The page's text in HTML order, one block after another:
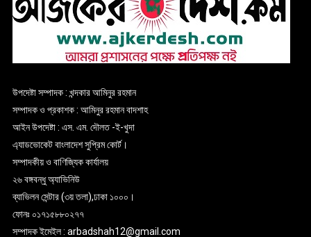
উপদেষ্টা সম্পাদক : খন্দকার আমিনুর রহমান
সম্পাদক ও প্রকাশক : আমিনুর রহমান বাদশাহ
আইন উপদেষ্টা : এস. এম. দৌলত -ই-খুদা
এ্যাডভোকেট বাংলাদেশ সুপ্রিম কোর্ট।
সম্পাদকীয় ও বাণিজ্যিক কার্যালয়
২৬ বঙ্গবন্ধু অ্যাভিনিউ
ব্যাভিলন সেন্টার (৩য় তলা),ঢাকা ১০০০।
ফোনঃ ০১৭১৫৮৮০২৭৭
সম্পাদক ইমেইল : arbadshah12@gmail.com